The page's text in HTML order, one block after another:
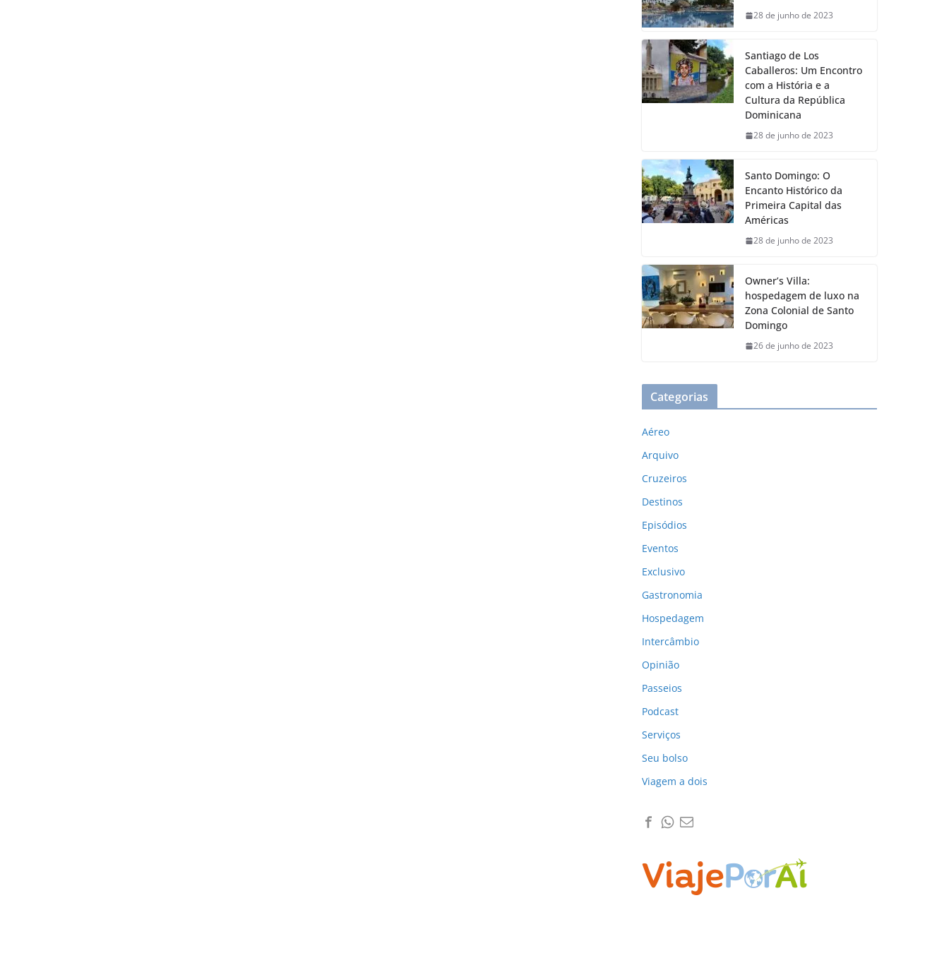
28 de junho de 2023
Santiago de Los
Caballeros: Um Encontro
com a História e a
Cultura da República
Dominicana
28 de junho de 2023
Santo Domingo: O
Encanto Histórico da
Primeira Capital das
Américas
28 de junho de 2023
Owner’s Villa:
hospedagem de luxo na
Zona Colonial de Santo
Domingo
26 de junho de 2023
Categorias
Aéreo
Arquivo
Cruzeiros
Destinos
Episódios
Eventos
Exclusivo
Gastronomia
Hospedagem
Intercâmbio
Opinião
Passeios
Podcast
Serviços
Seu bolso
Viagem a dois